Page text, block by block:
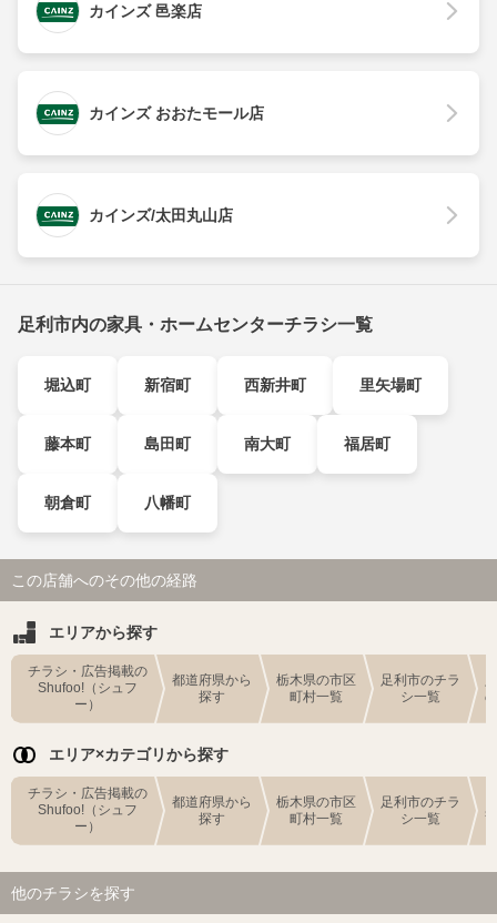
カインズ 邑楽店
カインズ おおたモール店
カインズ/太田丸山店
足利市内の家具・ホームセンターチラシ一覧
堀込町 新宿町 西新井町 里矢場町
藤本町 島田町 南大町 福居町
朝倉町 八幡町
この店舗へのその他の経路
エリアから探す
チラシ・広告掲載の
Shufoo!（シュフ
ー）
都道府県から
探す
栃木県の市区
町村一覧
足利市のチラ
シ一覧
エリア×カテゴリから探す
チラシ・広告掲載の
Shufoo!（シュフ
ー）
都道府県から
探す
栃木県の市区
町村一覧
足利市のチラ
シ一覧
他のチラシを探す